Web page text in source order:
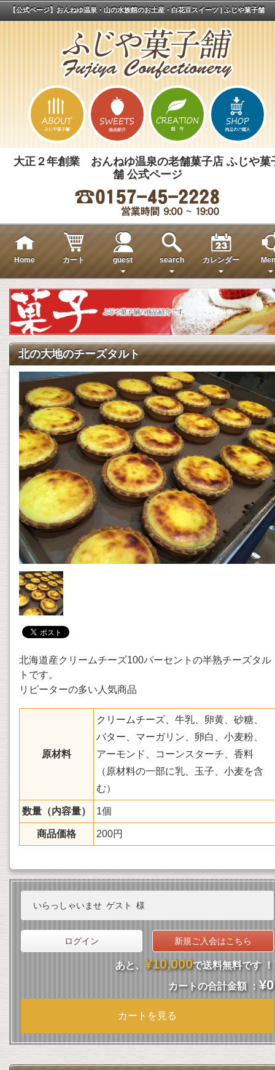
【公式ページ】おんねゆ温泉・山の水族館のお土産・白花豆スイーツ | ふじや菓子舗
大正２年創業 おんねゆ温泉の老舗菓子店 ふじや菓
舗 公式ページ
Home カート guest search カレンダー
北の大地のチーズタルト
北海道産クリームチーズ100パーセントの半熟チーズタル
トです。
リピーターの多い人気商品
原材料
クリームチーズ、牛乳、卵黄、砂糖、
バター、マーガリン、卵白、小麦粉、
アーモンド、コーンスターチ、香料
（原材料の一部に乳、玉子、小麦を含
む）
数量（内容量） 1個
商品価格 200円
いらっしゃいませ ゲスト 様
ログイン 新規ご入会はこちら
あと、 ¥10,000で送料無料です ！
カートの合計金額 ： ¥0
カートを見る